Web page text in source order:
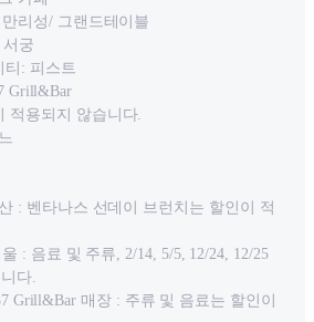
리성/ 그랜드테이블
궁
티: 피스트
Grill&Bar
적용되지 않습니다.
: 벤타나스 선데이 브런치는 할인이 적
: 음료 및 주류, 2/14, 5/5, 12/24, 12/25
다.
Grill&Bar 매장 : 주류 및 음료는 할인이